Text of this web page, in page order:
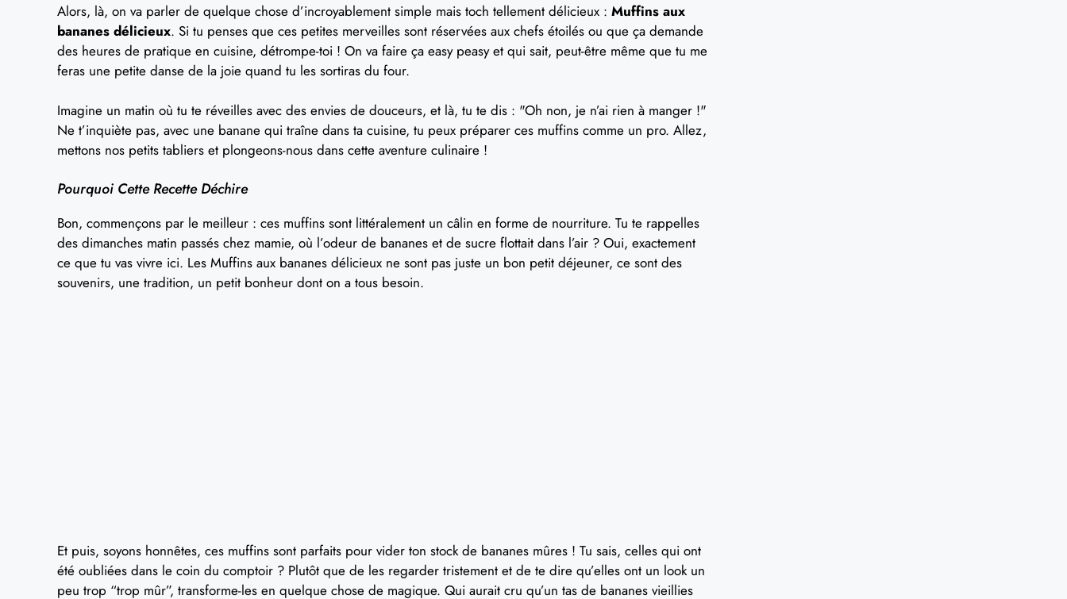
Alors, là, on va parler de quelque chose d’incroyablement simple mais toch tellement délicieux : Muffins aux
bananes délicieux. Si tu penses que ces petites merveilles sont réservées aux chefs étoilés ou que ça demande
des heures de pratique en cuisine, détrompe-toi ! On va faire ça easy peasy et qui sait, peut-être même que tu me
feras une petite danse de la joie quand tu les sortiras du four.
Imagine un matin où tu te réveilles avec des envies de douceurs, et là, tu te dis : "Oh non, je n’ai rien à manger !"
Ne t’inquiète pas, avec une banane qui traîne dans ta cuisine, tu peux préparer ces muffins comme un pro. Allez,
mettons nos petits tabliers et plongeons-nous dans cette aventure culinaire !
Pourquoi Cette Recette Déchire
Bon, commençons par le meilleur : ces muffins sont littéralement un câlin en forme de nourriture. Tu te rappelles
des dimanches matin passés chez mamie, où l’odeur de bananes et de sucre flottait dans l’air ? Oui, exactement
ce que tu vas vivre ici. Les Muffins aux bananes délicieux ne sont pas juste un bon petit déjeuner, ce sont des
souvenirs, une tradition, un petit bonheur dont on a tous besoin.
Et puis, soyons honnêtes, ces muffins sont parfaits pour vider ton stock de bananes mûres ! Tu sais, celles qui ont
été oubliées dans le coin du comptoir ? Plutôt que de les regarder tristement et de te dire qu’elles ont un look un
peu trop “trop mûr”, transforme-les en quelque chose de magique. Qui aurait cru qu’un tas de bananes vieillies